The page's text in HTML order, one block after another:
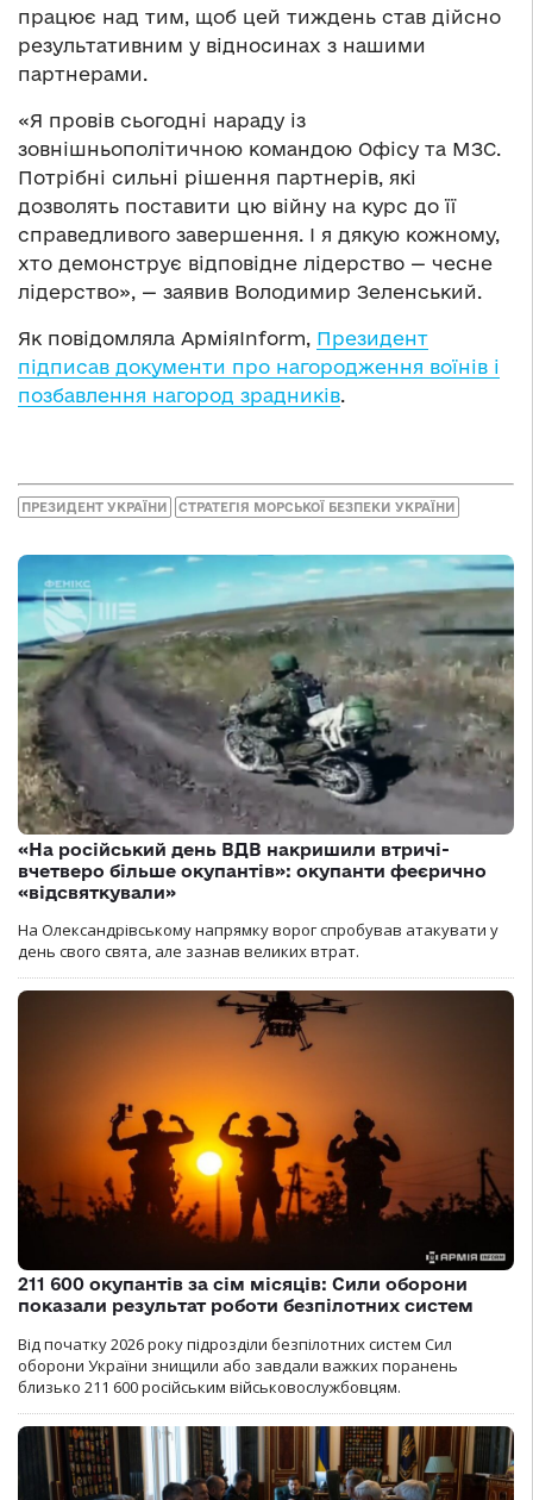
працює над тим, щоб цей тиждень став дійсно
результативним у відносинах з нашими
партнерами.
«Я провів сьогодні нараду із
зовнішньополітичною командою Офісу та МЗС.
Потрібні сильні рішення партнерів, які
дозволять поставити цю війну на курс до її
справедливого завершення. І я дякую кожному,
хто демонструє відповідне лідерство — чесне
лідерство», — заявив Володимир Зеленський.
Як повідомляла АрміяInform, Президент
підписав документи про нагородження воїнів і
позбавлення нагород зрадників.
ПРЕЗИДЕНТ УКРАЇНИ СТРАТЕГІЯ МОРСЬКОЇ БЕЗПЕКИ УКРАЇНИ
«На російський день ВДВ накришили втричі-
вчетверо більше окупантів»: окупанти феєрично
«відсвяткували»
На Олександрівському напрямку ворог спробував атакувати у
день свого свята, але зазнав великих втрат.
211 600 окупантів за сім місяців: Сили оборони
показали результат роботи безпілотних систем
Від початку 2026 року підрозділи безпілотних систем Сил
оборони України знищили або завдали важких поранень
близько 211 600 російським військовослужбовцям.